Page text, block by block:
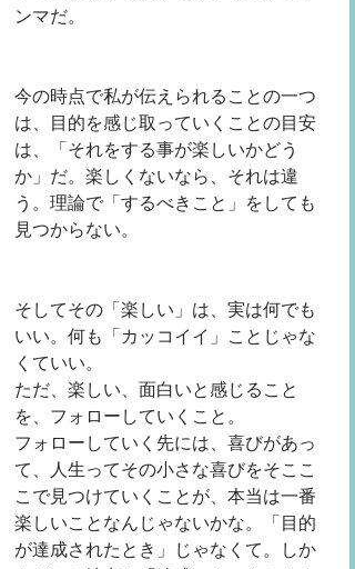
ンマだ。
今の時点で私が伝えられることの一つ
は、目的を感じ取っていくことの目安
は、「それをする事が楽しいかどう
か」だ。楽しくないなら、それは違
う。理論で「するべきこと」をしても
見つからない。
そしてその「楽しい」は、実は何でも
いい。何も「カッコイイ」ことじゃな
くていい。
ただ、楽しい、面白いと感じること
を、フォローしていくこと。
フォローしていく先には、喜びがあっ
て、人生ってその小さな喜びをそここ
こで見つけていくことが、本当は一番
楽しいことなんじゃないかな。「目的
が達成されたとき」じゃなくて。しか